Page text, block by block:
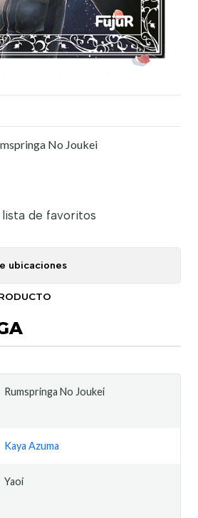
No Joukei
de favoritos
ubicaciones
Rumspringa No Joukei
Kaya Azuma
Yaoi